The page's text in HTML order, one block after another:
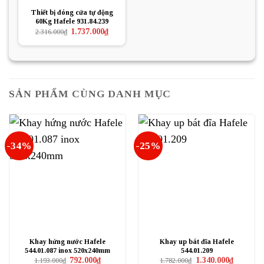
Thiết bị đóng cửa tự động
60Kg Hafele 931.84.239
2.316.000₫ Giá
là:
1.737.000₫Giá
hiện
tại
1.737.000₫.
SẢN PHẨM CÙNG DANH MỤC
-34%
Khay hứng nước Hafele
544.01.087 inox 520x240mm
1.193.000₫ Giá
792.000₫Giá
-25%
Khay up bát đĩa Hafele
544.01.209
1.782.000₫ Giá
1.340.000₫Giá